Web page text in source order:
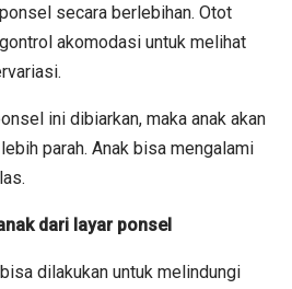
secara berlebihan. Otot
akomodasi untuk melihat
ini dibiarkan, maka anak akan
parah. Anak bisa mengalami
dari layar ponsel
dilakukan untuk melindungi